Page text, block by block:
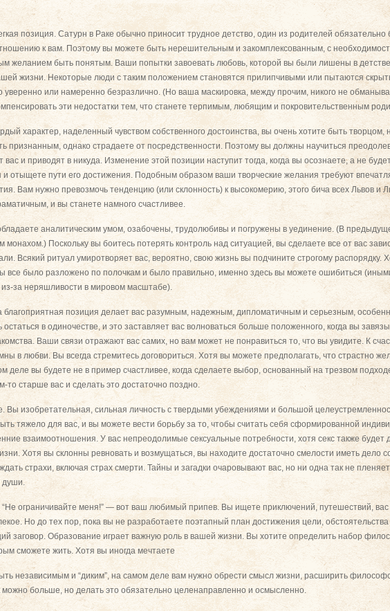
позиция. Сатурн в Раке обычно приносит трудное детство, один из родителей обязательно
к вам. Поэтому вы можете быть нерешительным и закомплексованным, с
желанием быть понятым. Ваши попытки завоевать любовь, которой вы были лишены в
жизни. Некоторые люди с таким положением становятся прилипчивыми или пытаются
уверенно или намеренно безразлично. (Но ваша маскировка, между прочим, никого не
эти недостатки тем, что станете терпимым, любящим и покровительственным
характер, наделенный чувством собственного достоинства, вы очень хотите быть творцом,
признанным, однако страдаете от посредственности. Поэтому вы должны научиться
и приводят в никуда. Изменение этой позиции наступит тогда, когда вы осознаете, а не
отыщете пути его достижения. Подобным образом ваши творческие желания требуют
Вам нужно превозмочь тенденцию (или склонность) к высокомерию, этого бича всех Львов и
и вы станете намного счастливее.
аналитическим умом, озабочены, трудолюбивы и погружены в уединение. (В
монахом.) Поскольку вы боитесь потерять контроль над ситуацией, вы сделаете все от вас
Всякий ритуал умиротворяет вас, вероятно, свою жизнь вы подчините строгому распорядку.
все было разложено по полочкам и было правильно, именно здесь вы можете ошибиться
за неряшливости в мировом масштабе).
благоприятная позиция делает вас разумным, надежным, дипломатичным и серьезным,
в одиночестве, и это заставляет вас волноваться больше положенного, когда вы
Ваши связи отражают вас самих, но вам может не понравиться то, что вы увидите. К
в любви. Вы всегда стремитесь договориться. Хотя вы можете предполагать, что страстно
деле вы будете не в пример счастливее, когда сделаете выбор, основанный на трезвом
то старше вас и сделать это достаточно поздно.
Вы изобретательная, сильная личность с твердыми убеждениями и большой
тяжело для вас, и вы можете вести борьбу за то, чтобы считать себя сформированной
взаимоотношения. У вас непреодолимые сексуальные потребности, хотя секс также будет
Хотя вы склонны ревновать и возмущаться, вы находите достаточно смелости иметь дело
страхи, включая страх смерти. Тайны и загадки очаровывают вас, но ни одна так не пленяет
ограничивайте меня!” — вот ваш любимый припев. Вы ищете приключений, путешествий, вас
Но до тех пор, пока вы не разработаете поэтапный план достижения цели, обстоятельства
заговор. Образование играет важную роль в вашей жизни. Вы хотите определить набор
сможете жить. Хотя вы иногда мечтаете
независимым и “диким”, на самом деле вам нужно обрести смысл жизни, расширить
можно больше, но делать это обязательно целенаправленно и осмысленно.